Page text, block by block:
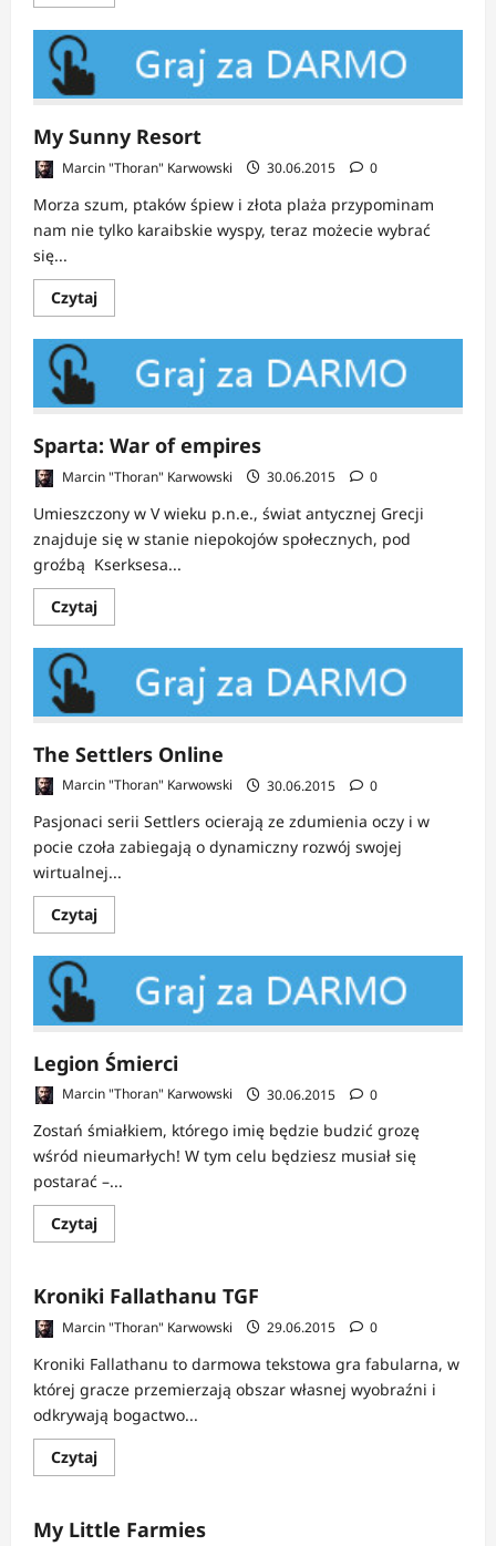
o
Thunder
My Sunny Resort
Marcin "Thoran" Karwowski 30.06.2015 0
Morza szum, ptaków śpiew i złota plaża przypominam
nam nie tylko karaibskie wyspy, teraz możecie wybrać
się...
CzytajDowiedz
się
o
Sunny
Resort
Sparta: War of empires
Marcin "Thoran" Karwowski 30.06.2015 0
Umieszczony w V wieku p.n.e., świat antycznej Grecji
znajduje się w stanie niepokojów społecznych, pod
groźbą Kserksesa...
CzytajDowiedz
się
o
Sparta:
of
empires
The Settlers Online
Marcin "Thoran" Karwowski 30.06.2015 0
Pasjonaci serii Settlers ocierają ze zdumienia oczy i w
pocie czoła zabiegają o dynamiczny rozwój swojej
wirtualnej...
CzytajDowiedz
się
o
Settlers
Online
Legion Śmierci
Marcin "Thoran" Karwowski 30.06.2015 0
Zostań śmiałkiem, którego imię będzie budzić grozę
wśród nieumarłych! W tym celu będziesz musiał się
postarać –...
CzytajDowiedz
się
Legion
Śmierci
Kroniki Fallathanu TGF
Marcin "Thoran" Karwowski 29.06.2015 0
Kroniki Fallathanu to darmowa tekstowa gra fabularna, w
której gracze przemierzają obszar własnej wyobraźni i
odkrywają bogactwo...
CzytajDowiedz
się
Kroniki
Fallathanu
My Little Farmies